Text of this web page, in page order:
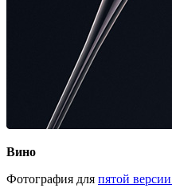
Вино
Фотография для пятой